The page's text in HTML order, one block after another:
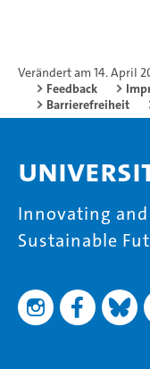
Verändert am 14. April
Feedback
Barrierefreiheit
Innovating
Sustainable